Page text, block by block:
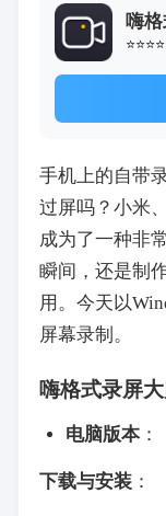
嗨
手机上的自带
过屏吗？小米
成为了一种非
瞬间，还是制
用。今天以
屏幕录制。
嗨格式录屏
电脑版本：
下载与安装：